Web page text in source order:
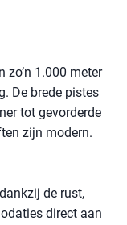
zo’n 1.000 meter
De brede pistes
tot gevorderde
zijn modern.
de rust,
direct aan